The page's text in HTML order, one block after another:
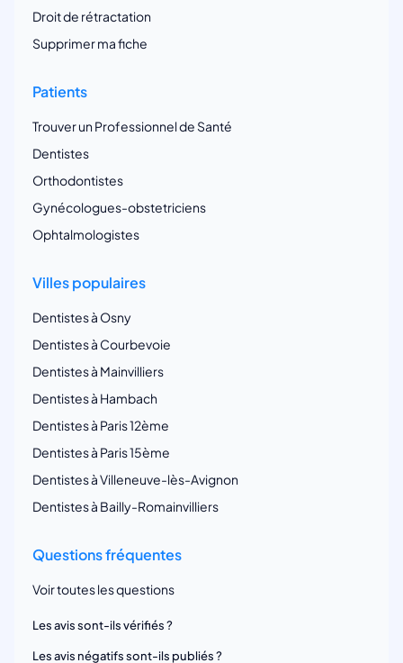
Droit de rétractation
Supprimer ma fiche
Patients
Trouver un Professionnel de Santé
Dentistes
Orthodontistes
Gynécologues-obstetriciens
Ophtalmologistes
Villes populaires
Dentistes à Osny
Dentistes à Courbevoie
Dentistes à Mainvilliers
Dentistes à Hambach
Dentistes à Paris 12ème
Dentistes à Paris 15ème
Dentistes à Villeneuve-lès-Avignon
Dentistes à Bailly-Romainvilliers
Questions fréquentes
Voir toutes les questions
Les avis sont-ils vérifiés ?
Les avis négatifs sont-ils publiés ?